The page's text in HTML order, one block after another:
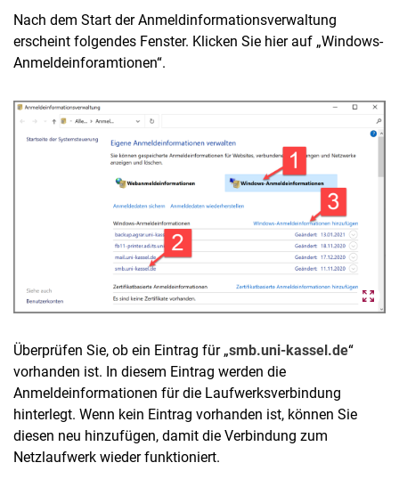
Nach dem Start der Anmeldinformationsverwaltung
erscheint folgendes Fenster. Klicken Sie hier auf „Windows-
Anmeldeinforamtionen“.
Überprüfen Sie, ob ein Eintrag für „smb.uni-kassel.de“
vorhanden ist. In diesem Eintrag werden die
Anmeldeinformationen für die Laufwerksverbindung
hinterlegt. Wenn kein Eintrag vorhanden ist, können Sie
diesen neu hinzufügen, damit die Verbindung zum
Netzlaufwerk wieder funktioniert.